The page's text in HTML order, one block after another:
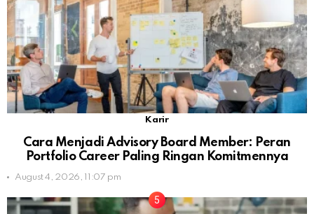
Karir
Cara Menjadi Advisory Board Member: Peran
Portfolio Career Paling Ringan Komitmennya
August 4, 2026, 11:07 pm